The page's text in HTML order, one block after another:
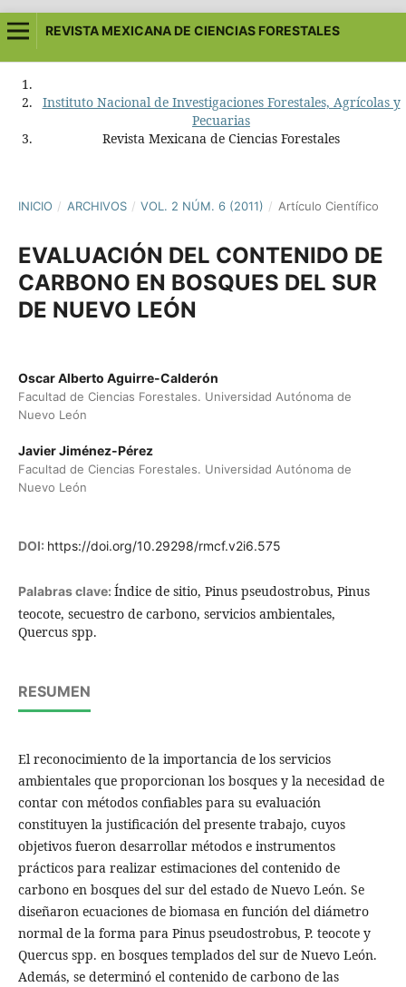
REVISTA MEXICANA DE CIENCIAS FORESTALES
Instituto Nacional de Investigaciones Forestales, Agrícolas y
Pecuarias
Revista Mexicana de Ciencias Forestales
INICIO / ARCHIVOS / VOL. 2 NÚM. 6 (2011) / Artículo Científico
EVALUACIÓN DEL CONTENIDO DE
CARBONO EN BOSQUES DEL SUR
DE NUEVO LEÓN
Oscar Alberto Aguirre-Calderón
Facultad de Ciencias Forestales. Universidad Autónoma de
Nuevo León
Javier Jiménez-Pérez
Facultad de Ciencias Forestales. Universidad Autónoma de
Nuevo León
DOI: https://doi.org/10.29298/rmcf.v2i6.575
Palabras clave: Índice de sitio, Pinus pseudostrobus, Pinus
teocote, secuestro de carbono, servicios ambientales,
Quercus spp.
RESUMEN
El reconocimiento de la importancia de los servicios
ambientales que proporcionan los bosques y la necesidad de
contar con métodos confiables para su evaluación
constituyen la justificación del presente trabajo, cuyos
objetivos fueron desarrollar métodos e instrumentos
prácticos para realizar estimaciones del contenido de
carbono en bosques del sur del estado de Nuevo León. Se
diseñaron ecuaciones de biomasa en función del diámetro
normal de la forma para Pinus pseudostrobus, P. teocote y
Quercus spp. en bosques templados del sur de Nuevo León.
Además, se determinó el contenido de carbono de las